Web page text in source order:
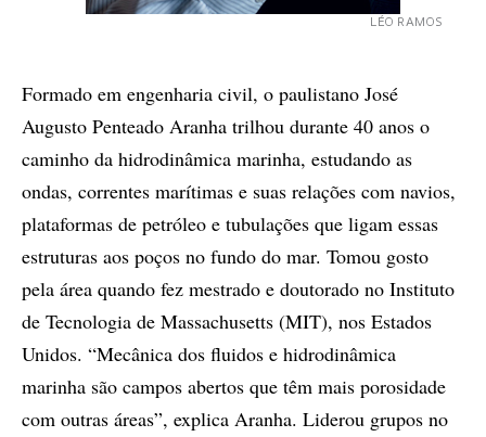
LÉO RAMOS
Formado em engenharia civil, o paulistano José
Augusto Penteado Aranha trilhou durante 40 anos o
caminho da hidrodinâmica marinha, estudando as
ondas, correntes marítimas e suas relações com navios,
plataformas de petróleo e tubulações que ligam essas
estruturas aos poços no fundo do mar. Tomou gosto
pela área quando fez mestrado e doutorado no Instituto
de Tecnologia de Massachusetts (MIT), nos Estados
Unidos. “Mecânica dos fluidos e hidrodinâmica
marinha são campos abertos que têm mais porosidade
com outras áreas”, explica Aranha. Liderou grupos no